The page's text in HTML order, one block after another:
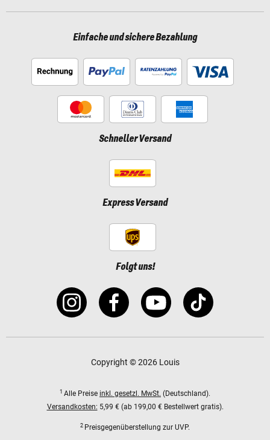
Einfache und sichere Bezahlung
Schneller Versand
Express Versand
Folgt uns!
Copyright © 2026 Louis
1 Alle Preise inkl. gesetzl. MwSt. (Deutschland).
Versandkosten: 5,99 € (ab 199,00 € Bestellwert gratis).
2 Preisgegenüberstellung zur UVP.